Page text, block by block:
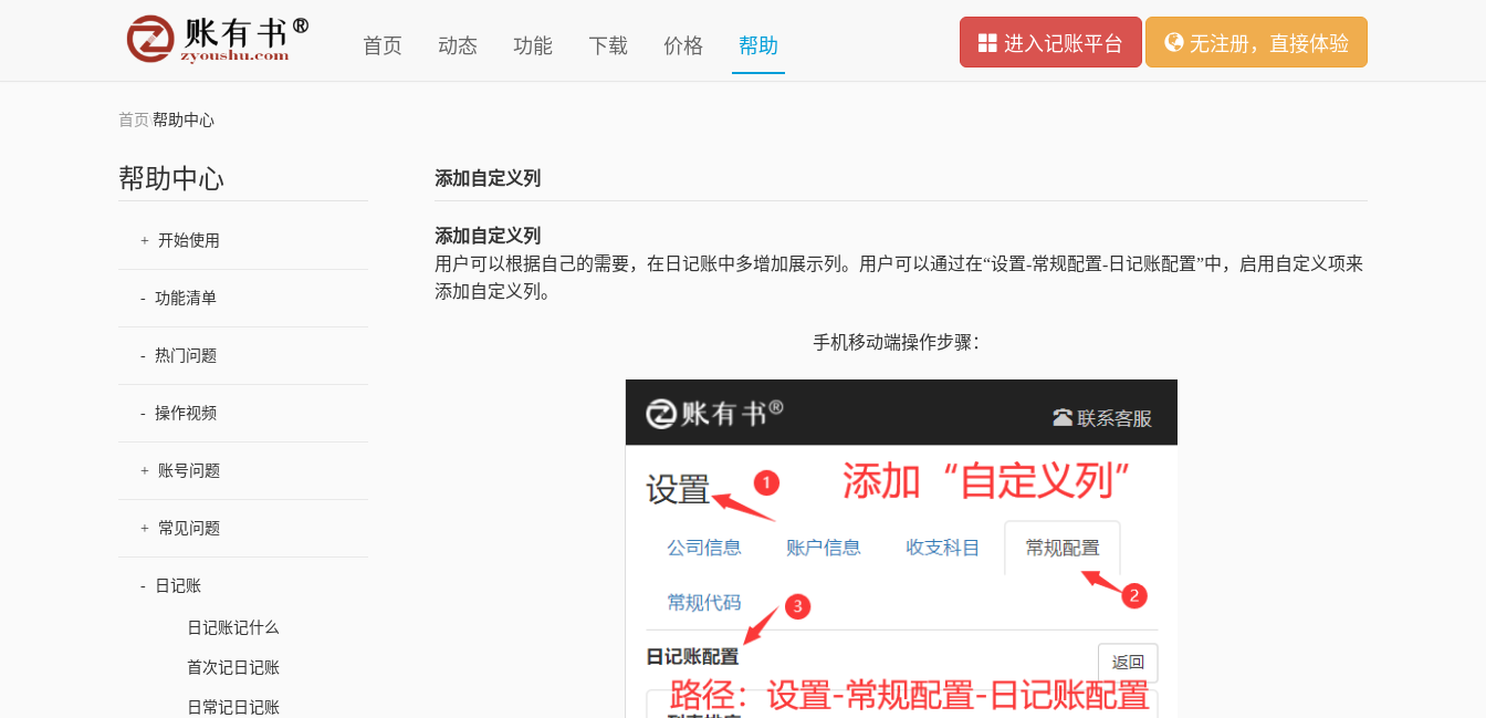
首页 动态 功能 下载 价格 帮助 进入记账平台 无注册，直接体验
首页\帮助中心
帮助中心
+ 开始使用
- 功能清单
- 热门问题
- 操作视频
+ 账号问题
+ 常见问题
- 日记账
日记账记什么
首次记日记账
日常记日记账
添加自定义列
添加自定义列
用户可以根据自己的需要，在日记账中多增加展示列。用户可以通过在“设置-常规配置-日记账配置”中，启用自定义项来
添加自定义列。
手机移动端操作步骤：